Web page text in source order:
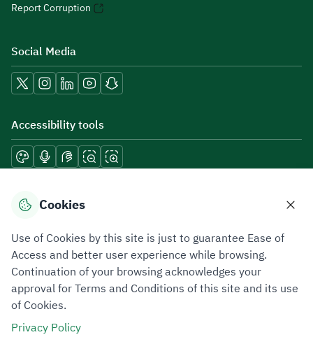
Report Corruption
Social Media
Accessibility tools
Download mobile applications
Privacy PolicyTerms of UseSite Map
All rights reserved 2026 © ZATCA.GOV.SA
Cookies
Use of Cookies by this site is just to guarantee Ease of
Access and better user experience while browsing.
Continuation of your browsing acknowledges your
approval for Terms and Conditions of this site and its use
of Cookies.
Privacy Policy